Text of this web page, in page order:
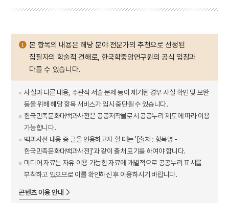
본 항목의 내용은 해당 분야 전문가의 추천으로 선정된
집필자의 학술적 견해로, 한국학중앙연구원의 공식 입장과
다를 수 있습니다.
사실과 다른 내용, 주관적 서술 문제 등이 제기된 경우 사실 확인 및 보완
등을 위해 해당 항목 서비스가 임시 중단될 수 있습니다.
한국민족문화대백과사전은 공공저작물로서 공공누리 제도에 따라 이용
가능합니다.
백과사전 내용 중 글을 인용하고자 할 때는 '[출처 : 항목명 -
한국민족문화대백과사전]'과 같이 출처 표기를 하여야 합니다.
미디어 자료는 자유 이용 가능한 자료에 개별적으로 공공누리 표시를
부착하고 있으므로 이를 확인하신 후 이용하시기 바랍니다.
콘텐츠 이용 안내